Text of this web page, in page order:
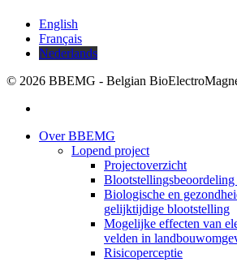
English
Français
Nederlands
© 2026 BBEMG - Belgian
Close
Over BBEMG
Lopend project
Projectoverzicht
Biologische en
gelijktijdige blootstelling
Mogelijke effecten van
velden in
Risicoperceptie